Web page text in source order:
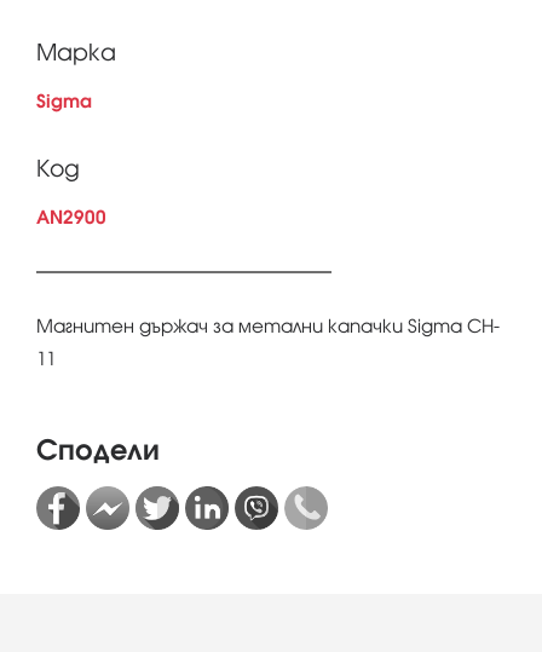
Марка
Sigma
Код
AN2900
Магнитен държач за метални капачки Sigma CH-
11
Сподели